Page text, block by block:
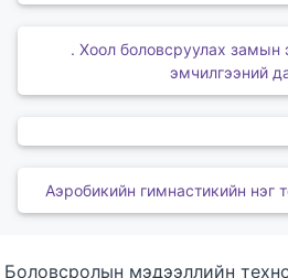
. Хоол боловсруулах замын
эмчилгээний
Аэробикийн гимнастикийн нэг
Боловсролын мэдээллийн